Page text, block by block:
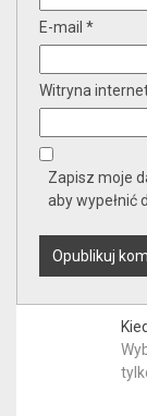
E-mail *
Witryna
Zapisz moje
aby wypełnić